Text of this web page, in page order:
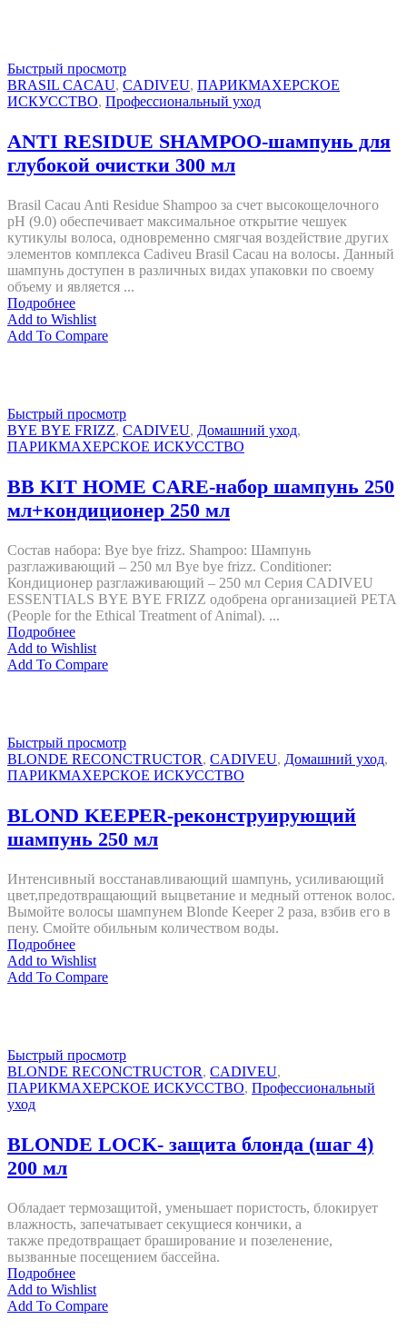
Быстрый просмотр
BRASIL CACAU, CADIVEU, ПАРИКМАХЕРСКОЕ
ИСКУССТВО, Профессиональный уход
ANTI RESIDUE SHAMPOO-шампунь для
глубокой очистки 300 мл
Brasil Cacau Anti Residue Shampoo за счет высокощелочного
рН (9.0) обеспечивает максимальное открытие чешуек
кутикулы волоса, одновременно смягчая воздействие других
элементов комплекса Cadiveu Brasil Cacau на волосы. Данный
шампунь доступен в различных видах упаковки по своему
объему и является ...
Подробнее
Add to Wishlist
Add To Compare
Быстрый просмотр
BYE BYE FRIZZ, CADIVEU, Домашний уход,
ПАРИКМАХЕРСКОЕ ИСКУССТВО
BB KIT HOME CARE-набор шампунь 250
мл+кондиционер 250 мл
Состав набора: Bye bye frizz. Shampoo: Шампунь
разглаживающий – 250 мл Bye bye frizz. Conditioner:
Кондиционер разглаживающий – 250 мл Серия CADIVEU
ESSENTIALS BYE BYE FRIZZ одобрена организацией PETA
(People for the Ethical Treatment of Animal). ...
Подробнее
Add to Wishlist
Add To Compare
Быстрый просмотр
BLONDE RECONCTRUCTOR, CADIVEU, Домашний уход,
ПАРИКМАХЕРСКОЕ ИСКУССТВО
BLOND KEEPER-реконструирующий
шампунь 250 мл
Интенсивный восстанавливающий шампунь, усиливающий
цвет,предотвращающий выцветание и медный оттенок волос.
Вымойте волосы шампунем Blonde Keeper 2 раза, взбив его в
пену. Смойте обильным количеством воды.
Подробнее
Add to Wishlist
Add To Compare
Быстрый просмотр
BLONDE RECONCTRUCTOR, CADIVEU,
ПАРИКМАХЕРСКОЕ ИСКУССТВО, Профессиональный
уход
BLONDE LOCK- защита блонда (шаг 4)
200 мл
Обладает термозащитой, уменьшает пористость, блокирует
влажность, запечатывает секущиеся кончики, а
также предотвращает браширование и позеленение,
вызванные посещением бассейна.
Подробнее
Add to Wishlist
Add To Compare